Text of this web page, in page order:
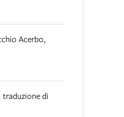
Acerbo,
traduzione di